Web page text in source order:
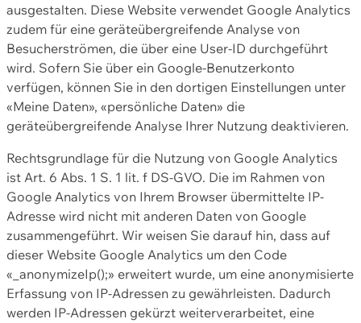
ausgestalten. Diese Website verwendet Google Analytics
zudem für eine geräteübergreifende Analyse von
Besucherströmen, die über eine User-ID durchgeführt
wird. Sofern Sie über ein Google-Benutzerkonto
verfügen, können Sie in den dortigen Einstellungen unter
«Meine Daten», «persönliche Daten» die
geräteübergreifende Analyse Ihrer Nutzung deaktivieren.
Rechtsgrundlage für die Nutzung von Google Analytics
ist Art. 6 Abs. 1 S. 1 lit. f DS-GVO. Die im Rahmen von
Google Analytics von Ihrem Browser übermittelte IP-
Adresse wird nicht mit anderen Daten von Google
zusammengeführt. Wir weisen Sie darauf hin, dass auf
dieser Website Google Analytics um den Code
«_anonymizeIp();» erweitert wurde, um eine anonymisierte
Erfassung von IP-Adressen zu gewährleisten. Dadurch
werden IP-Adressen gekürzt weiterverarbeitet, eine